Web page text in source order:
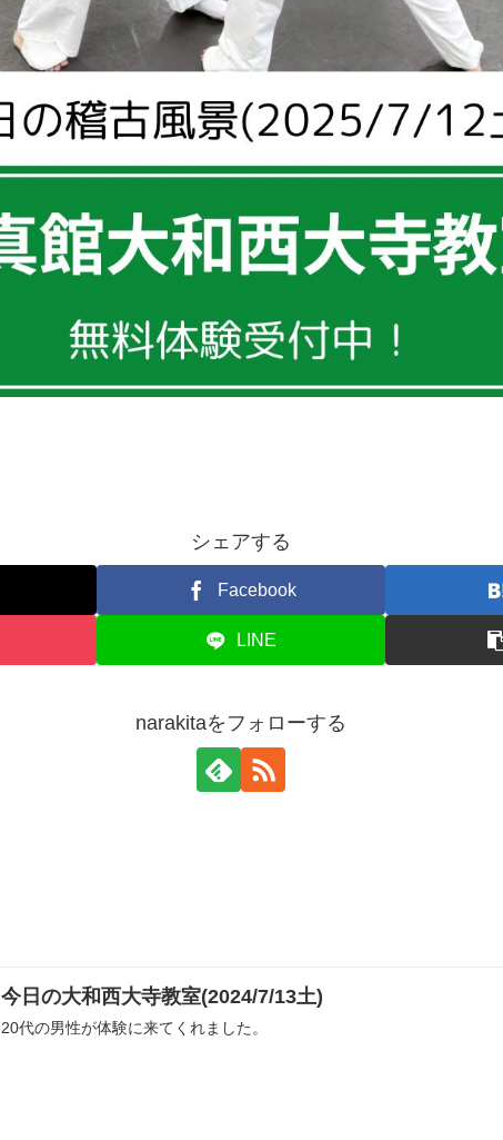
シェアする
Facebook
LINE
narakitaをフォローする
今日の大和西大寺教室(2024/7/13土)
20代の男性が体験に来てくれました。